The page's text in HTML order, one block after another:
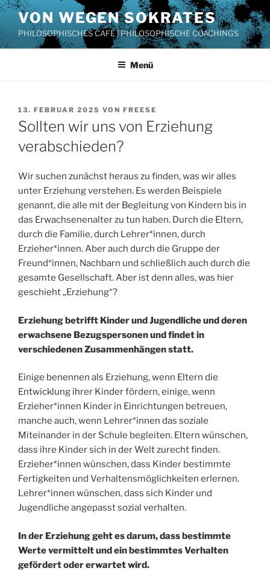
Zum
Inhalt
springen
VON WEGEN SOKRATES
PHILOSOPHISCHES CAFÉ | PHILOSOPHISCHE COACHINGS
Menü
VERÖFFENTLICHT
AM
13. FEBRUAR 2025 VON FREESE
Sollten wir uns von Erziehung
verabschieden?
Wir suchen zunächst heraus zu finden, was wir alles
unter Erziehung verstehen. Es werden Beispiele
genannt, die alle mit der Begleitung von Kindern bis in
das Erwachsenenalter zu tun haben. Durch die Eltern,
durch die Familie, durch Lehrer*innen, durch
Erzieher*innen. Aber auch durch die Gruppe der
Freund*innen, Nachbarn und schließlich auch durch die
gesamte Gesellschaft. Aber ist denn alles, was hier
geschieht „Erziehung“?
Erziehung betrifft Kinder und Jugendliche und deren
erwachsene Bezugspersonen und findet in
verschiedenen Zusammenhängen statt.
Einige benennen als Erziehung, wenn Eltern die
Entwicklung ihrer Kinder fördern, einige, wenn
Erzieher*innen Kinder in Einrichtungen betreuen,
manche auch, wenn Lehrer*innen das soziale
Miteinander in der Schule begleiten. Eltern wünschen,
dass ihre Kinder sich in der Welt zurecht finden.
Erzieher*innen wünschen, dass Kinder bestimmte
Fertigkeiten und Verhaltensmöglichkeiten erlernen.
Lehrer*innen wünschen, dass sich Kinder und
Jugendliche angepasst sozial verhalten.
In der Erziehung geht es darum, dass bestimmte
Werte vermittelt und ein bestimmtes Verhalten
gefördert oder erwartet wird.